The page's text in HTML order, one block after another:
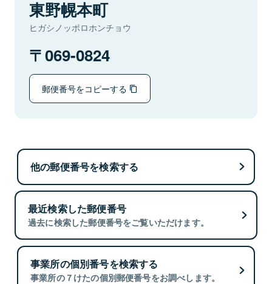
東野幌本町
ヒガシノッポロホンチョウ
069-0824
郵便番号をコピーする
他の郵便番号を検索する
最近検索した郵便番号
過去に検索した郵便番号をご覧いただけます。
事業所の個別番号を検索する
事業所の７けたの個別郵便番号をお調べします。